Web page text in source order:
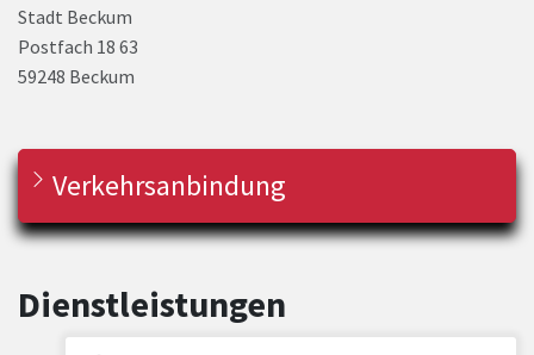
Stadt Beckum
Postfach 18 63
59248 Beckum
Verkehrsanbindung
Dienstleistungen